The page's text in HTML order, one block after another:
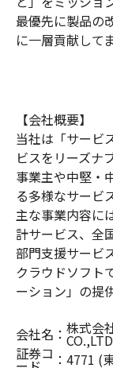
最優先に製品の
に一層貢献して
【会社概要】
当社は「サービ
ビスをリーズナ
事業主や中堅・
る多様なサービ
主な事業内容に
計サービス、全
部門支援サービ
クラウドソフト
ーション」の提
会社名 ： 株式会
証券コ ： 4771 (